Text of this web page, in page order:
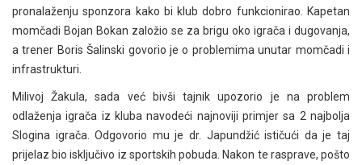
pronalaženju sponzora kako bi klub dobro funkcionirao. Kapetan
momčadi Bojan Bokan založio se za brigu oko igrača i dugovanja,
a trener Boris Šalinski govorio je o problemima unutar momčadi i
infrastrukturi.
Milivoj Žakula, sada već bivši tajnik upozorio je na problem
odlaženja igrača iz kluba navodeći najnoviji primjer sa 2 najbolja
Slogina igrača. Odgovorio mu je dr. Japundžić ističući da je taj
prijelaz bio isključivo iz sportskih pobuda. Nakon te rasprave, pošto